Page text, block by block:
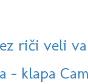
riči veli
- klapa